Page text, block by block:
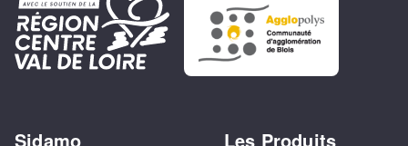
Sidamo Les Produits